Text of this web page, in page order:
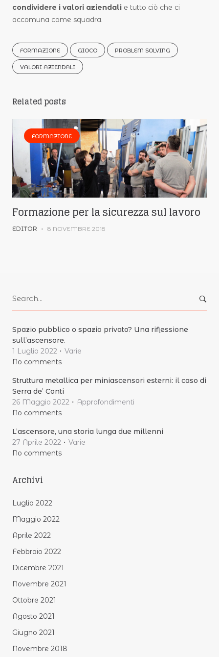
condividere i valori aziendali e tutto ciò che ci
accomuna come squadra.
FORMAZIONE GIOCO PROBLEM SOLVING
VALORI AZIENDALI
Related posts
FORMAZIONE
Formazione per la sicurezza sul lavoro
EDITOR - 8 NOVEMBRE 2018
for:
Spazio pubblico o spazio privato? Una riflessione
sull’ascensore.
1 Luglio 2022
Varie
No comments
Struttura metallica per miniascensori esterni: il caso di
Serra de’ Conti
26 Maggio 2022
Approfondimenti
No comments
L’ascensore, una storia lunga due millenni
27 Aprile 2022
Varie
No comments
Archivi
Luglio 2022
Maggio 2022
Aprile 2022
Febbraio 2022
Dicembre 2021
Novembre 2021
Ottobre 2021
Agosto 2021
Giugno 2021
Novembre 2018